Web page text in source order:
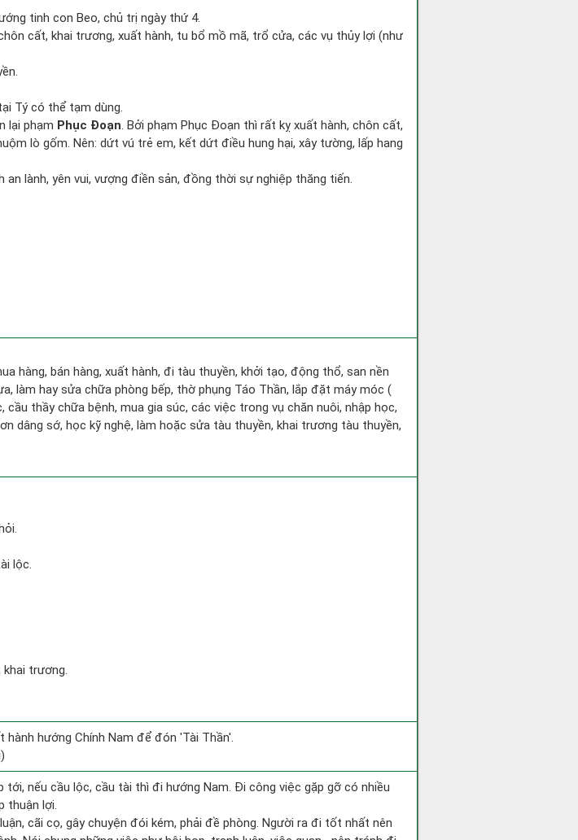
tinh con Beo, chủ trị ngày thứ 4.
cất, khai trương, xuất hành, tu bổ mồ mã, trổ cửa, các vụ thủy lợi (như
Tý có thể tạm dùng.
lại phạm Phục Đoạn. Bởi phạm Phục Đoạn thì rất kỵ xuất hành, chôn cất,
lò gốm. Nên: dứt vú trẻ em, kết dứt điều hung hại, xây tường, lấp hang
lành, yên vui, vượng điền sản, đồng thời sự nghiệp thăng tiến.
hàng, bán hàng, xuất hành, đi tàu thuyền, khởi tạo, động thổ, san nền
làm hay sửa chữa phòng bếp, thờ phụng Táo Thần, lắp đặt máy móc (
thầy chữa bệnh, mua gia súc, các việc trong vụ chăn nuôi, nhập học,
dâng sớ, học kỹ nghệ, làm hoặc sửa tàu thuyền, khai trương tàu thuyền,
lộc.
khai trương.
hướng Chính Nam để đón 'Tài Thần'.
tới, nếu cầu lộc, cầu tài thì đi hướng Nam. Đi công việc gặp gỡ có nhiều
thuận lợi.
cãi cọ, gây chuyện đói kém, phải đề phòng. Người ra đi tốt nhất nên